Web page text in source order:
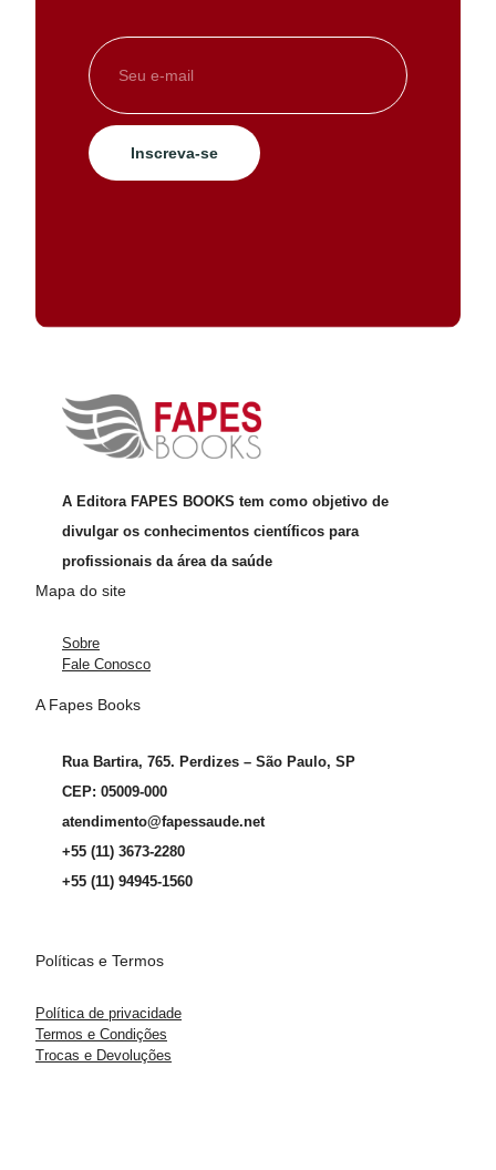
Inscreva-se
A Editora FAPES BOOKS tem como objetivo de
divulgar os conhecimentos científicos para
profissionais da área da saúde
Mapa do site
Sobre
Fale Conosco
A Fapes Books
Rua Bartira, 765. Perdizes – São Paulo, SP
CEP: 05009-000
atendimento@fapessaude.net
+55 (11) 3673-2280
+55 (11) 94945-1560
Políticas e Termos
Política de privacidade
Termos e Condições
Trocas e Devoluções